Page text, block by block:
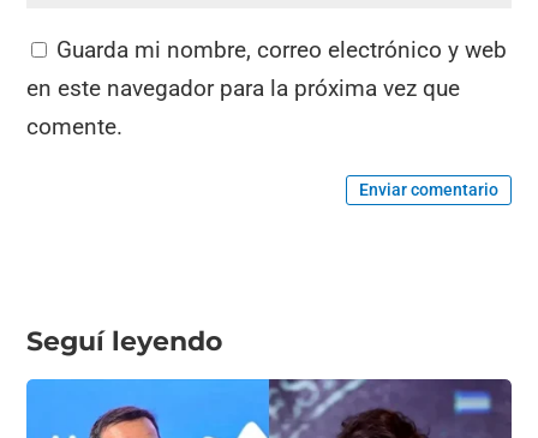
Guarda mi nombre, correo electrónico y web
en este navegador para la próxima vez que
comente.
Enviar comentario
Seguí leyendo